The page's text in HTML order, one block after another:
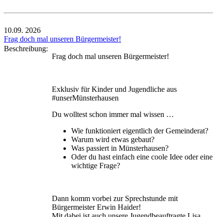
10.09. 2026
Frag doch mal unseren Bürgermeister!
Beschreibung:
Frag doch mal unseren Bürgermeister!
Exklusiv für Kinder und Jugendliche aus
#unserMünsterhausen
Du wolltest schon immer mal wissen …
Wie funktioniert eigentlich der Gemeinderat?
Warum wird etwas gebaut?
Was passiert in Münsterhausen?
Oder du hast einfach eine coole Idee oder eine
wichtige Frage?
Dann komm vorbei zur Sprechstunde mit
Bürgermeister Erwin Haider!